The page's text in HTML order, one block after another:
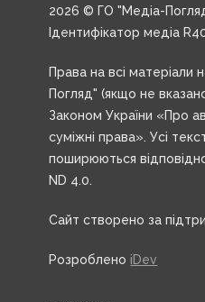
2026 © ГО "Медіа-
Ідентифікатор медіа
Права на всі матеріали
Погляд" (якщо не
Законом України «Про
суміжні права». Усі
поширюються
ND 4.0.
Сайт створено за
Розроблено iDev